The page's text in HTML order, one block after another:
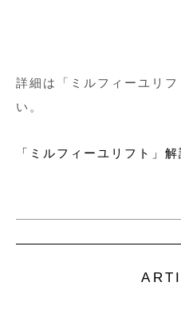
詳細は「ミルフィーユリ
い。
「ミルフィーユリフト」